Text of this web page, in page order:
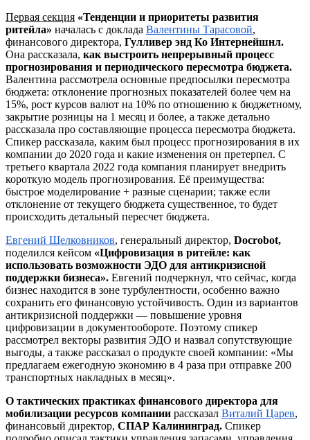
Первая секция «Тенденции и приоритеты развития
ритейла» началась с доклада Валентины Тарасовой,
финансового директора, Гулливер энд Ко Интернейшнл.
Она рассказала, как выстроить непрерывный процесс
прогнозирования и периодического пересмотра бюджета.
Валентина рассмотрела основные предпосылки пересмотра
бюджета: отклонение прогнозных показателей более чем на
15%, рост курсов валют на 10% по отношению к бюджетному,
закрытие розницы на 1 месяц и более, а также детально
рассказала про составляющие процесса пересмотра бюджета.
Спикер рассказала, каким был процесс прогнозирования в их
компании до 2020 года и какие изменения он претерпел. С
третьего квартала 2022 года компания планирует внедрить
короткую модель прогнозирования. Её преимущества:
быстрое моделирование + разные сценарии; также если
отклонение от текущего бюджета существенное, то будет
происходить детальный пересчет бюджета.
Евгений Шелковников, генеральный директор, Docrobot,
поделился кейсом «Цифровизация в ритейле: как
использовать возможности ЭДО для антикризисной
поддержки бизнеса». Евгений подчеркнул, что сейчас, когда
бизнес находится в зоне турбулентности, особенно важно
сохранить его финансовую устойчивость. Один из вариантов
антикризисной поддержки — повышение уровня
цифровизации в документообороте. Поэтому спикер
рассмотрел векторы развития ЭДО и назвал сопутствующие
выгоды, а также рассказал о продукте своей компании: «Мы
предлагаем ежегодную экономию в 4 раза при отправке 200
транспортных накладных в месяц».
О тактических практиках финансового директора для
мобилизации ресурсов компании рассказал Виталий Царев,
финансовый директор, СПАР Калининград. Спикер